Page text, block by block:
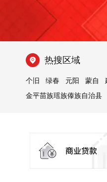
热搜区域
个旧 绿春 元阳 蒙自
金平苗族瑶族傣族自治县